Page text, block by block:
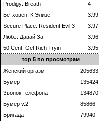
Prodigy: Breath
4
Бетховен: К Элизе
3.99
Secure Place: Resident Evil 3
3.97
Любэ: Давай За
3.96
50 Cent: Get Rich Tryin
3.95
top 5 по просмотрам
Женский оргазм
205633
Бумер
135424
Звонок телефона
134870
Бумер v.2
85866
Бригада
79940